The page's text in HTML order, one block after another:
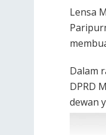
Lensa
Dalam
DPRD
dewan